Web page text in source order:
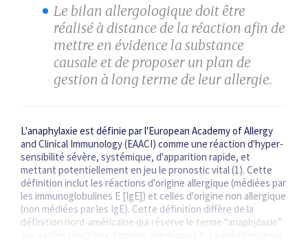
Le bilan allergologique doit être
réalisé à distance de la réaction afin de
mettre en évidence la substance
causale et de proposer un plan de
gestion à long terme de leur allergie.
L'anaphylaxie est définie par l'European Academy of Allergy
and Clinical Immunology (EAACI) comme une réaction d'hyper­
sensibilité sévère, systémique, d'apparition rapide, et
mettant potentiellement en jeu le pronostic vital (1). Cette
définition inclut les réactions d'origine allergique (médiées par
les immunoglobulines E [IgE]) et celles d'origine non allergique
(non médiées par les IgE). Cette définition diffère de la
définition nord-américaine qui réserve le terme “anaphylaxie”